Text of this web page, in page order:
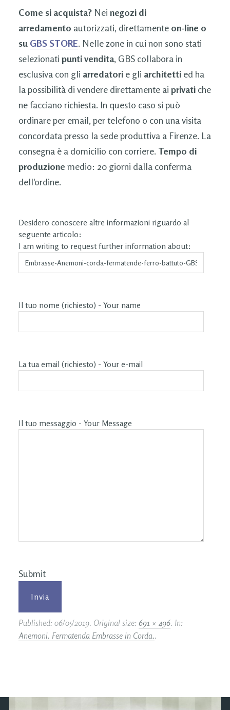
Come si acquista?Nei negozi di
arredamento autorizzati, direttamente on-line o
su GBS STORE. Nelle zone in cui non sono stati
selezionati punti vendita, GBS collabora in
esclusiva con gli arredatorie gli architettied ha
la possibilità di vendere direttamente ai privatiche
ne facciano richiesta. In questo caso si può
ordinare per email, per telefono o con una visita
concordata presso la sede produttiva a Firenze. La
consegna è a domicilio con corriere. Tempo di
produzione medio: 20 giorni dalla conferma
dell'ordine.
Desidero conoscere altre informazioni riguardo al
seguente articolo:
I am writing to request further information about:
Il tuo nome (richiesto) - Your name
La tua email (richiesto) - Your e-mail
Il tuo messaggio - Your Message
Submit
Published: 06/05/2019. Original size: 691 × 496. In:
Anemoni. Fermatenda Embrasse in Corda..